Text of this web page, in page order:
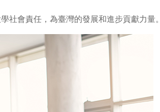
社會責任，為臺灣的發展和進步貢獻力量。